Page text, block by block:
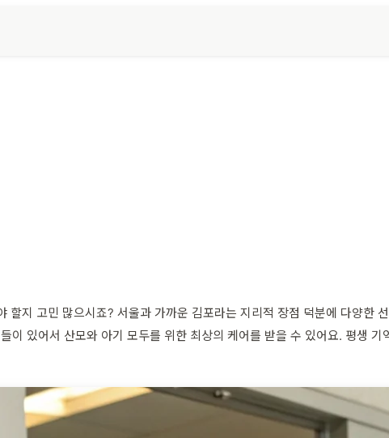
지 고민 많으시죠? 서울과 가까운 김포라는 지리적 장점 덕분에 다양한
이 있어서 산모와 아기 모두를 위한 최상의 케어를 받을 수 있어요. 평생